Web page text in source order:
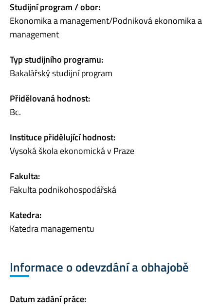
Studijní program / obor:
Ekonomika a management/Podniková ekonomika a
management
Typ studijního programu:
Bakalářský studijní program
Přidělovaná hodnost:
Bc.
Instituce přidělující hodnost:
Vysoká škola ekonomická v Praze
Fakulta:
Fakulta podnikohospodářská
Katedra:
Katedra managementu
Informace o odevzdání a obhajobě
Datum zadání práce: